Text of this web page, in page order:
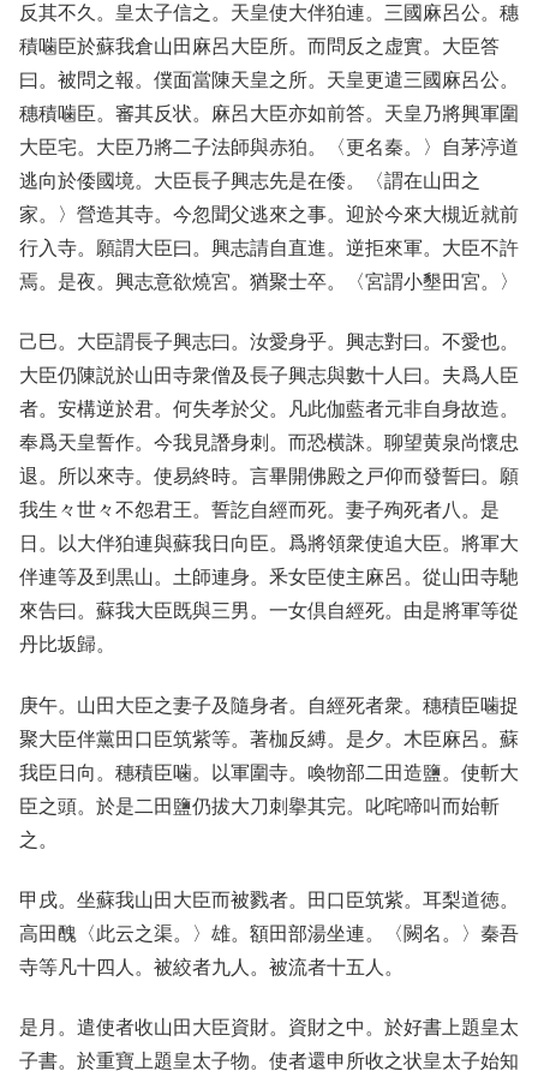
反其不久。皇太子信之。天皇使大伴狛連。三國麻呂公。穗
積噛臣於蘇我倉山田麻呂大臣所。而問反之虚實。大臣答
曰。被問之報。僕面當陳天皇之所。天皇更遣三國麻呂公。
穗積噛臣。審其反状。麻呂大臣亦如前答。天皇乃將興軍圍
大臣宅。大臣乃將二子法師與赤狛。〈更名秦。〉自茅渟道
逃向於倭國境。大臣長子興志先是在倭。〈謂在山田之
家。〉營造其寺。今忽聞父逃來之事。迎於今來大槻近就前
行入寺。願謂大臣曰。興志請自直進。逆拒來軍。大臣不許
焉。是夜。興志意欲燒宮。猶聚士卒。〈宮謂小墾田宮。〉
己巳。大臣謂長子興志曰。汝愛身乎。興志對曰。不愛也。
大臣仍陳説於山田寺衆僧及長子興志與數十人曰。夫爲人臣
者。安構逆於君。何失孝於父。凡此伽藍者元非自身故造。
奉爲天皇誓作。今我見譖身刺。而恐横誅。聊望黄泉尚懷忠
退。所以來寺。使易終時。言畢開佛殿之戸仰而發誓曰。願
我生々世々不怨君王。誓訖自經而死。妻子殉死者八。是
日。以大伴狛連與蘇我日向臣。爲將領衆使追大臣。將軍大
伴連等及到黒山。土師連身。釆女臣使主麻呂。從山田寺馳
來告曰。蘇我大臣既與三男。一女倶自經死。由是將軍等從
丹比坂歸。
庚午。山田大臣之妻子及隨身者。自經死者衆。穗積臣噛捉
聚大臣伴黨田口臣筑紫等。著枷反縛。是夕。木臣麻呂。蘇
我臣日向。穗積臣噛。以軍圍寺。喚物部二田造鹽。使斬大
臣之頭。於是二田鹽仍拔大刀刺擧其完。叱咤啼叫而始斬
之。
甲戌。坐蘇我山田大臣而被戮者。田口臣筑紫。耳梨道徳。
高田醜〈此云之渠。〉雄。額田部湯坐連。〈闕名。〉秦吾
寺等凡十四人。被絞者九人。被流者十五人。
是月。遣使者收山田大臣資財。資財之中。於好書上題皇太
子書。於重寶上題皇太子物。使者還申所收之状皇太子始知